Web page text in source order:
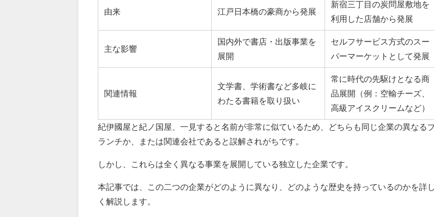
由来 江戸日本橋の豪商から発展
新宿三丁目の炭問屋敷地を
利用した店舗から発展
主な影響
国内外で書店・出版事業を
展開
セルフサービス方式のスー
パーマーケットとして発展
関連情報
文学書、学術書など多岐に
わたる書籍を取り扱い
常に時代の先駆けとなる商
品展開（例：空輸チーズ、
高級アイスクリームなど）
紀伊國屋と紀ノ国屋、一見すると名前が非常に似ているため、どちらも同じ企業の異なる
ランチか、または関連会社であると誤解されがちです。
しかし、これらは全く異なる事業を展開している独立した企業です。
本記事では、この二つの企業がどのように異なり、どのような歴史を持っているのかを詳
く解説します。